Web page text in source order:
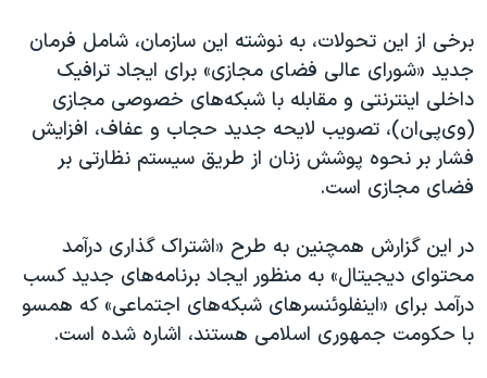
برخی از این تحولات، به نوشته این سازمان، شامل فرمان
جدید «شورای عالی فضای مجازی» برای ایجاد ترافیک
داخلی اینترنتی و مقابله با شبکه‌های خصوصی مجازی
(وی‌پی‌ان)، تصویب لایحه جدید حجاب و عفاف، افزایش
فشار بر نحوه پوشش زنان از طریق سیستم نظارتی بر
فضای مجازی است.
در این گزارش همچنین به طرح «اشتراک گذاری درآمد
محتوای دیجیتال» به منظور ایجاد برنامه‌های جدید کسب
درآمد برای «اینفلوئنسرهای شبکه‌های اجتماعی» که همسو
با حکومت جمهوری اسلامی هستند، اشاره شده است.